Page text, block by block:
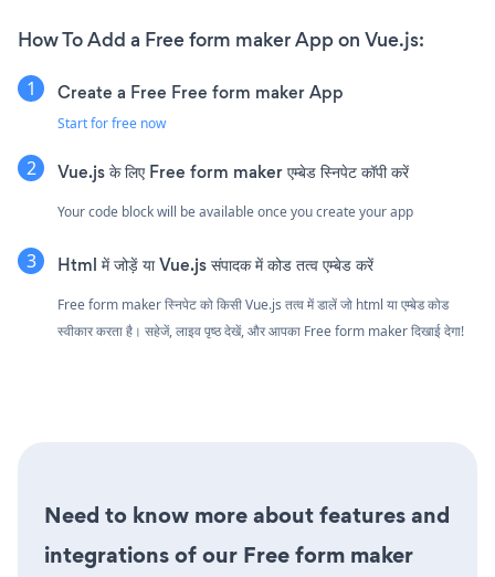
How To Add a Free form maker App on Vue.js:
Create a Free Free form maker App
Start for free now
Vue.js के लिए Free form maker एम्बेड स्निपेट कॉपी करें
Your code block will be available once you create your app
Html में जोड़ें या Vue.js संपादक में कोड तत्व एम्बेड करें
Free form maker स्निपेट को किसी Vue.js तत्व में डालें जो html या एम्बेड कोड
स्वीकार करता है। सहेजें, लाइव पृष्ठ देखें, और आपका Free form maker दिखाई देगा!
Need to know more about features and
integrations of our Free form maker